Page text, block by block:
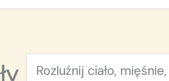
Rozluźnij ciało, mięśnie,